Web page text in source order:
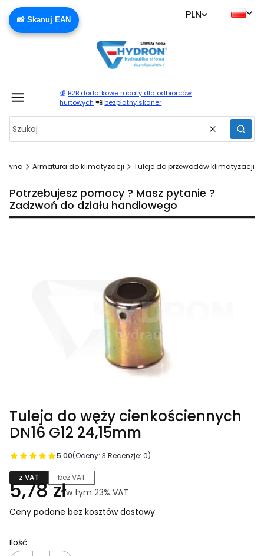
📸 Skanuj EAN PLN
💰 B2B dodatkowe rabaty dla odbiorców
hurtowych 📲 bezpłatny skaner
Wyczyść
Armatura do klimatyzacji Tuleje do przewodów klimatyzacji
Potrzebujesz pomocy ? Masz pytanie ?
Zadzwoń do działu handlowego
Tuleja do węży cienkościennych
DN16 G12 24,15mm
5.00(Oceny: 3 Recenzje: 0)
z VAT bez VAT
Cena
5,78 złw tym 23% VAT
w tym 23% VAT
Ceny podane bez kosztów dostawy.
Ilość